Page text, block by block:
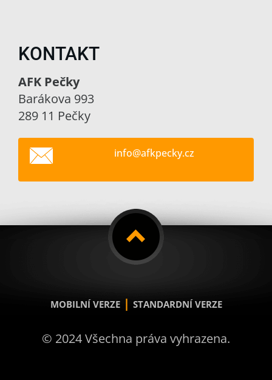
KONTAKT
AFK Pečky
Barákova 993
289 11 Pečky
info@afkpecky.cz
MOBILNÍ VERZE | STANDARDNÍ VERZE
© 2024 Všechna práva vyhrazena.